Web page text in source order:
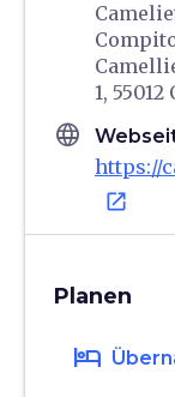
1,
language
https://
open_in_new
Planen
hotel